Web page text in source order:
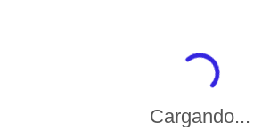
Cargando...